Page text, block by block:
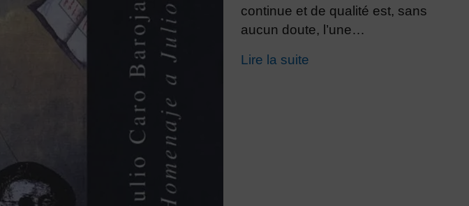
continue et de qualité est, sans
aucun doute, l’une…
Lire la suite